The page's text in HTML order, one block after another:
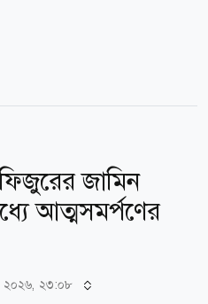
জামিন
আত্মসমর্পণের
২০২৬, ২৩:০৮